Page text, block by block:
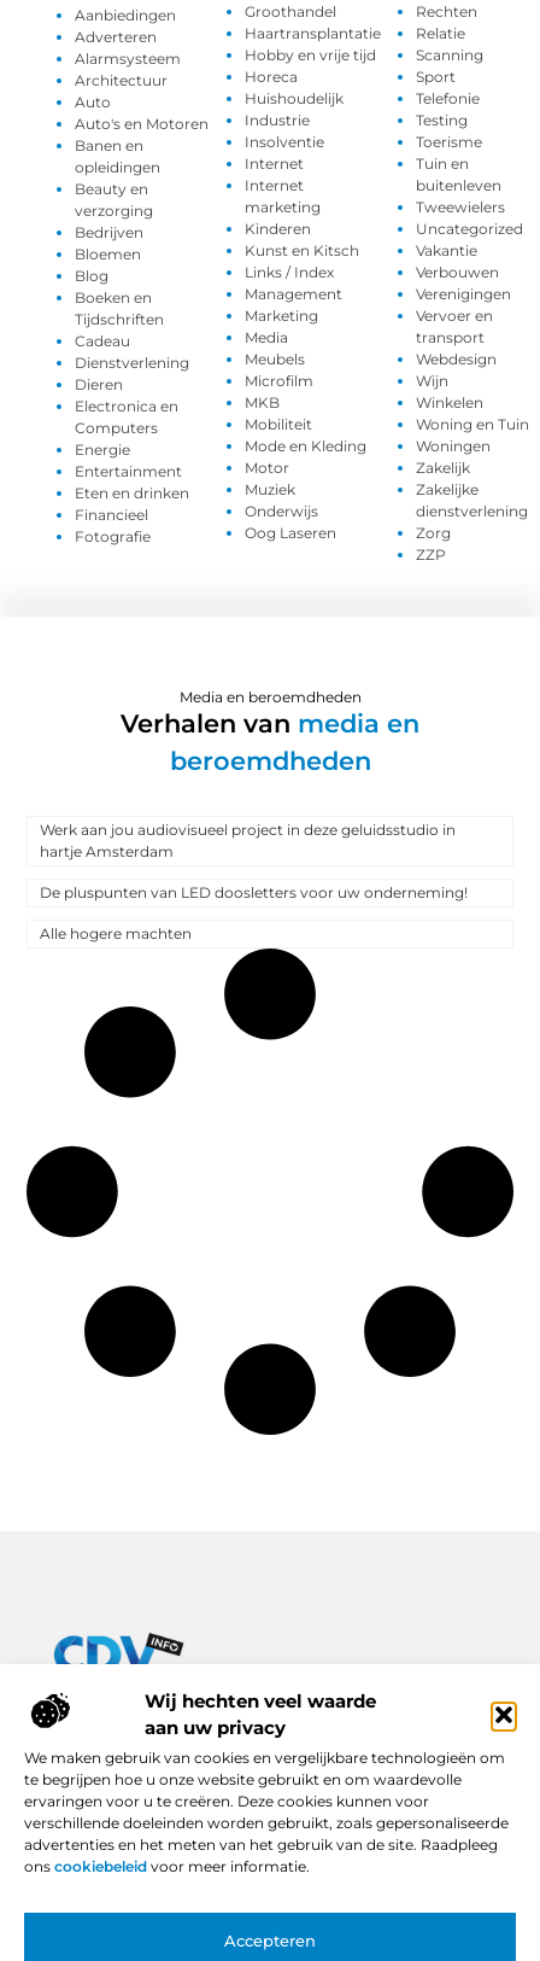
Wij hechten veel waarde
aan uw privacy
We maken gebruik van cookies en vergelijkbare technologieën om
te begrijpen hoe u onze website gebruikt en om waardevolle
ervaringen voor u te creëren. Deze cookies kunnen voor
verschillende doeleinden worden gebruikt, zoals gepersonaliseerde
advertenties en het meten van het gebruik van de site. Raadpleeg
ons cookiebeleid voor meer informatie.
Accepteren
Aanbiedingen
Adverteren
Alarmsysteem
Architectuur
Auto
Auto's en Motoren
Banen en
opleidingen
Beauty en
verzorging
Bedrijven
Bloemen
Blog
Boeken en
Tijdschriften
Cadeau
Dienstverlening
Dieren
Electronica en
Computers
Energie
Entertainment
Eten en drinken
Financieel
Fotografie
Groothandel
Haartransplantatie
Hobby en vrije tijd
Horeca
Huishoudelijk
Industrie
Insolventie
Internet
Internet
marketing
Kinderen
Kunst en Kitsch
Links / Index
Management
Marketing
Media
Meubels
Microfilm
MKB
Mobiliteit
Mode en Kleding
Motor
Muziek
Onderwijs
Oog Laseren
Rechten
Relatie
Scanning
Sport
Telefonie
Testing
Toerisme
Tuin en
buitenleven
Tweewielers
Uncategorized
Vakantie
Verbouwen
Verenigingen
Vervoer en
transport
Webdesign
Wijn
Winkelen
Woning en Tuin
Woningen
Zakelijk
Zakelijke
dienstverlening
Zorg
ZZP
Media en beroemdheden
Verhalen van media en
beroemdheden
Werk aan jou audiovisueel project in deze geluidsstudio in
hartje Amsterdam
De pluspunten van LED doosletters voor uw onderneming!
Alle hogere machten
Van praktische tips tot inspirerende verhalen – alles op Cdv-
Ontdek een breed scala aan blogs en artikelen die je dagelijks
leven verrijken, van handige adviezen tot boeiende inzichten.
Bericht categorie
Onze informatie